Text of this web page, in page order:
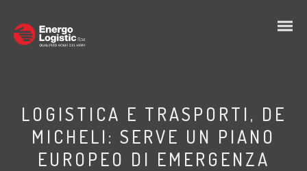
LOGISTICA E TRASPORTI, DE
MICHELI: SERVE UN PIANO
EUROPEO DI EMERGENZA